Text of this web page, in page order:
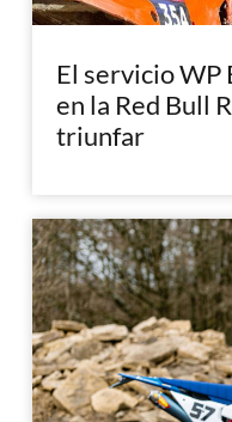
El servicio WP
en la Red Bull
triunfar